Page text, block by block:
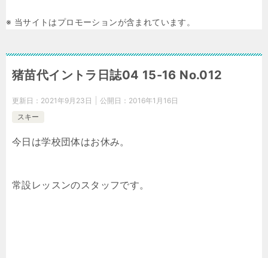
※ 当サイトはプロモーションが含まれています。
猪苗代イントラ日誌04 15-16 No.012
更新日： 2021年9月23日 公開日： 2016年1月16日
スキー
今日は学校団体はお休み。
常設レッスンのスタッフです。